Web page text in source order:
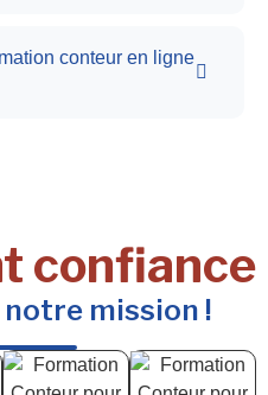
conteur en ligne
confiance
mission !